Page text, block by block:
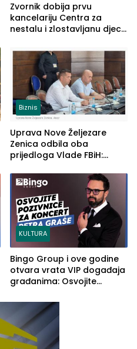
Zvornik dobija prvu
kancelariju Centra za
nestalu i zlostavljanu djecu
Biznis
Uprava Nove Željezare
Zenica odbila oba
prijedloga Vlade FBiH:
rješenje
KULTURA
Bingo Group i ove godine
otvara vrata VIP događaja
građanima: Osvojite
Graše